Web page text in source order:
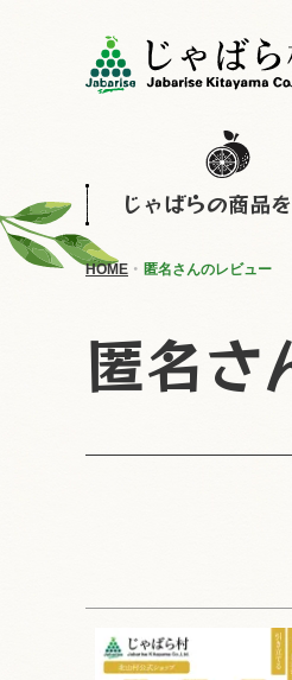
じゃばらの商品
HOME 匿名さんのレビュー
匿名さ